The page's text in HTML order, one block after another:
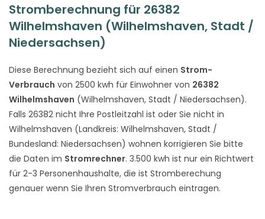
Stromberechnung für 26382
Wilhelmshaven (Wilhelmshaven, Stadt /
Niedersachsen)
Diese Berechnung bezieht sich auf einen Strom-
Verbrauch von 2500 kwh für Einwohner von 26382
Wilhelmshaven (Wilhelmshaven, Stadt / Niedersachsen).
Falls 26382 nicht Ihre Postleitzahl ist oder Sie nicht in
Wilhelmshaven (Landkreis: Wilhelmshaven, Stadt /
Bundesland: Niedersachsen) wohnen korrigieren Sie bitte
die Daten im Stromrechner. 3.500 kwh ist nur ein Richtwert
für 2-3 Personenhaushalte, die ist Stromberechung
genauer wenn Sie Ihren Stromverbrauch eintragen.